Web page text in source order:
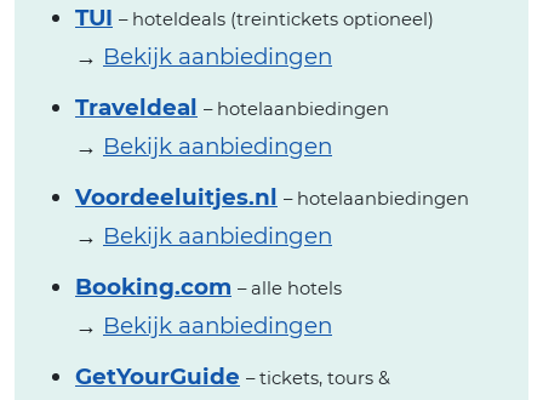
TUI – hoteldeals (treintickets optioneel)
→ Bekijk aanbiedingen
Traveldeal – hotelaanbiedingen
→ Bekijk aanbiedingen
Voordeeluitjes.nl – hotelaanbiedingen
→ Bekijk aanbiedingen
Booking.com – alle hotels
→ Bekijk aanbiedingen
GetYourGuide – tickets, tours &